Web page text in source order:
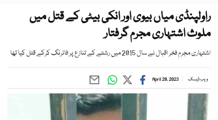
راولپنڈی میاں بیوی اور انکی بیٹی کے قتل میں
ملوث اشتہاری مجرم گرفتار
اشتہاری مجرم فخر اقبال نے سال 2015 میں رشتے کے تنازع پر فائرنگ کرکے قتل کیا تھا
ویب ڈیسک April 28, 2023